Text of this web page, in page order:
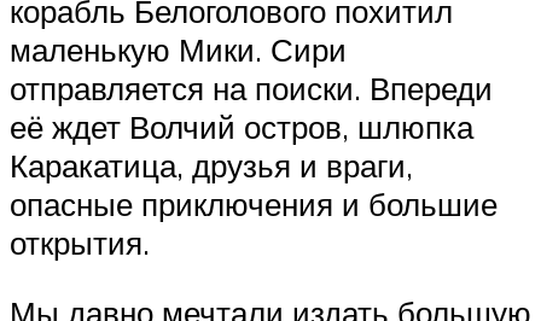
корабль Белоголового похитил
маленькую Мики. Сири
отправляется на поиски. Впереди
её ждет Волчий остров, шлюпка
Каракатица, друзья и враги,
опасные приключения и большие
открытия.
Мы давно мечтали издать большую